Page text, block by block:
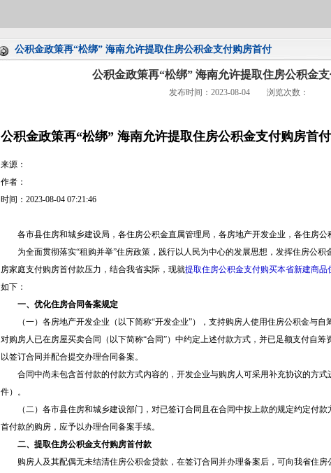
公积金政策再“松绑” 海南允许提取住房公积金支付购房首付
公积金政策再“松绑” 海南允许提取住房公积金
发布时间：2023-08-04 浏览次数：
公积金政策再“松绑” 海南允许提取住房公积金支付购房首付
来源：
作者：
时间：2023-08-04 07:21:46
各市县住房和城乡建设局， 各住房公积金直属管理局，各房地产开发企业，各住房公
为全面贯彻落实“租购并举”住房政策， 践行以人民为中心的发展思想，发挥住房公
房家庭支付购房首付款压力，结合我省实际，现就提取住房公积金支付购买本省新建商品
如下：
一、优化住房合同备案规定
（一） 各房地产开发企业（以下简称“开发企业”）， 支持购房人使用住房公积金与自
对购房人已在房屋买卖合同（以下简称“合同”） 中约定上述付款方式，并已足额支付自筹
以签订合同并配合提交办理合同备案。
合同中尚未包含首付款的付款方式内容的，开发企业与购房人可采用补充协议的方
件）。
（二） 各市县住房和城乡建设部门， 对已签订合同且在合同中按上款的规定约定付
首付款的购房，应予以办理合同备案手续。
二、提取住房公积金支付购房首付款
购房人及其配偶无未结清住房公积金贷款，在签订合同并办理备案后，可向我省住